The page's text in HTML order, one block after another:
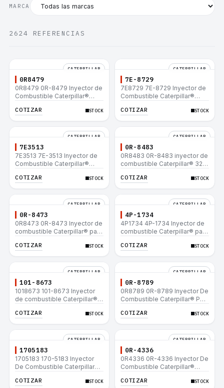
MARCA
2624 REFERENCIAS
CATERPILLAR
0R8479
0R8479 0R-8479 Inyector de
Combustible Caterpillar®
IT14B 910E
COTIZAR STOCK
CATERPILLAR
7E-8729
7E8729 7E-8729 Inyector de
Combustible Caterpillar®
IT14B 910E
COTIZAR STOCK
CATERPILLAR
7E3513
7E3513 7E-3513 Inyector de
Combustible Caterpillar®
IT14B 910E
COTIZAR STOCK
CATERPILLAR
0R-8483
0R8483 0R-8483 inyector de
combustible Caterpillar® 320
320N 320-A S IT18F IT28F
COTIZAR STOCK
CATERPILLAR
0R-8473
0R8473 0R-8473 Inyector de
combustible Caterpillar® para
COTIZAR STOCK
CATERPILLAR
4P-1734
4P1734 4P-1734 Inyector de
combustible Caterpillar® para
COTIZAR STOCK
CATERPILLAR
101-8673
1018673 101-8673 Inyector
de combustible Caterpillar®
COTIZAR STOCK
CATERPILLAR
0R-8789
0R8789 0R-8789 Inyector De
Combustible Caterpillar® PM-
RM-350 SM-350
COTIZAR STOCK
CATERPILLAR
1705183
1705183 170-5183 Inyector
De Combustible Caterpillar®
12H 140G 950B
COTIZAR STOCK
CATERPILLAR
0R-4336
0R4336 0R-4336 Inyector De
Combustible Caterpillar®
12H 140G 950B
COTIZAR STOCK